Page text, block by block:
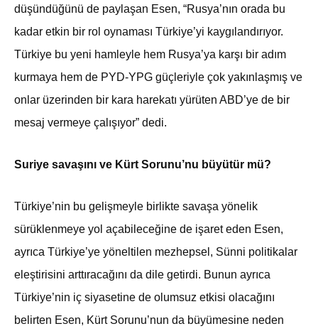
düşündüğünü de paylaşan Esen, “Rusya’nın orada bu
kadar etkin bir rol oynaması Türkiye’yi kaygılandırıyor.
Türkiye bu yeni hamleyle hem Rusya’ya karşı bir adım
kurmaya hem de PYD-YPG güçleriyle çok yakınlaşmış ve
onlar üzerinden bir kara harekatı yürüten ABD’ye de bir
mesaj vermeye çalışıyor” dedi.
Suriye savaşını ve Kürt Sorunu’nu büyütür mü?
Türkiye’nin bu gelişmeyle birlikte savaşa yönelik
sürüklenmeye yol açabileceğine de işaret eden Esen,
ayrıca Türkiye’ye yöneltilen mezhepsel, Sünni politikalar
eleştirisini arttıracağını da dile getirdi. Bunun ayrıca
Türkiye’nin iç siyasetine de olumsuz etkisi olacağını
belirten Esen, Kürt Sorunu’nun da büyümesine neden